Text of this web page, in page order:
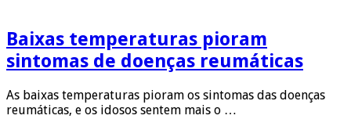
Baixas temperaturas pioram
sintomas de doenças reumáticas
As baixas temperaturas pioram os sintomas das doenças
reumáticas, e os idosos sentem mais o …